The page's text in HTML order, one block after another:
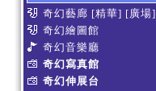
奇幻藝廊 [精華] [廣場]
奇幻繪圖館
奇幻音樂廳
奇幻寫真館
奇幻伸展台